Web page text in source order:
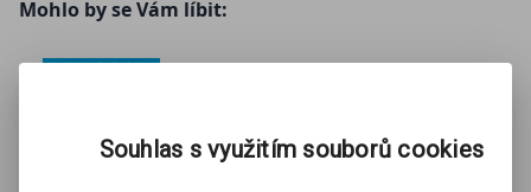
Mohlo by se Vám líbit:
Souhlas s využitím souborů cookies